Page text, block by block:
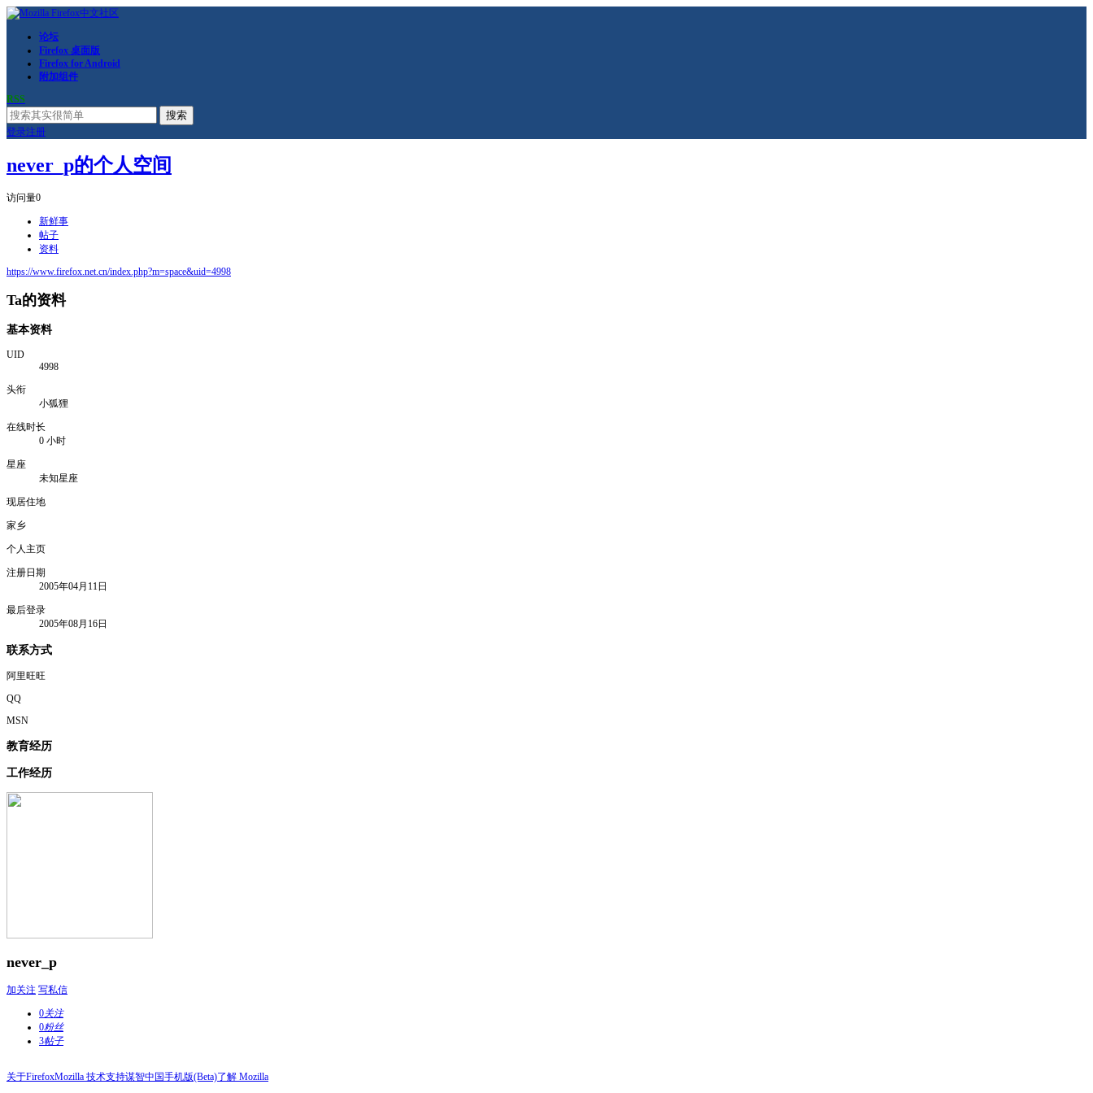
论坛
Firefox 桌面版
Firefox for Android
附加组件
RSS
搜索
登录注册
never_p的个人空间
访问量0
新鲜事
帖子
资料
https://www.firefox.net.cn/index.php?m=space&uid=4998
Ta的资料
基本资料
UID
4998
头衔
小狐狸
在线时长
0 小时
星座
未知星座
现居住地
家乡
个人主页
注册日期
2005年04月11日
最后登录
2005年08月16日
联系方式
阿里旺旺
QQ
MSN
教育经历
工作经历
never_p
加关注 写私信
0关注
0粉丝
3帖子
关于FirefoxMozilla 技术支持谋智中国手机版(Beta)了解 Mozilla